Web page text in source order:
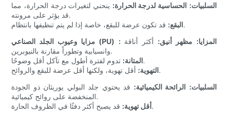
السلبيات: الحساسية لدرجة الحرارة: ينحني لتغيرات درجة الحرارة، مما
قد يؤثر على مرونته.
البقع:قد تكون عرضة للبقع، خاصة إذا لم يتم تنظيفها بانتظام.
مزايا وعيوب الجلد الصناعي (PU)
: المزايا: مظهر أنيق: أكثر أناقة
وانسيابية وتطوراً مقارنة بالنيوبرين.
المتانة:تدوم لفترة أطول مع تآكل أقل وضوحًا.
التهوية:أقل تهوية، ولكنها أقل عرضة للبقع والروائح.
السلبيات: الرائحة الكيميائية: قد يحتوي جلد البولي يوريثان ذو الجودة
المنخفضة على روائح كيميائية.
أقل تهوية:قد يصبح أكثر دفئًا في الظروف الحارة.